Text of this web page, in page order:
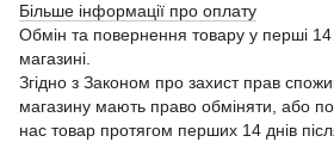
Більше інформації про оплату
Обмін та повернення товару у перші 14
магазині.
Згідно з Законом про захист прав
магазину мають право обміняти, або
нас товар протягом перших 14 днів